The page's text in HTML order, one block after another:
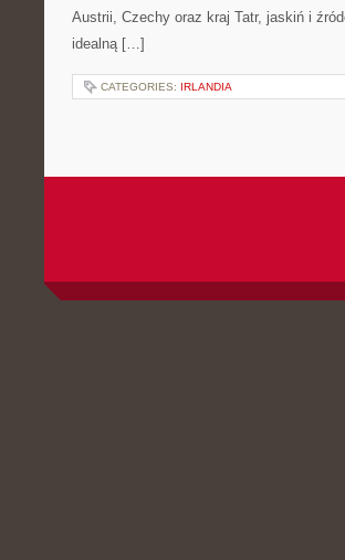
Austrii, Czechy oraz kraj Tatr, jaskiń i
idealną […]
CATEGORIES: IRLANDIA